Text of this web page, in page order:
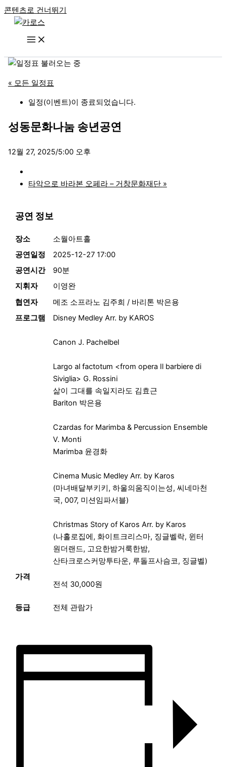
콘텐츠로 건너뛰기
« 모든 일정표
일정(이벤트)이 종료되었습니다.
성동문화나눔 송년공연
12월 27, 2025/5:00 오후
타악으로 바라본 오페라 – 거창문화재단 »
공연 정보
장소
소월아트홀
공연일정
2025-12-27 17:00
공연시간
90분
지휘자
이영완
협연자
메조 소프라노 김주희 / 바리톤 박은용
프로그램
Disney Medley Arr. by KAROS
Canon J. Pachelbel
Largo al factotum <from opera Il barbiere di
Siviglia> G. Rossini
삶이 그대를 속일지라도 김효근
Bariton 박은용
Czardas for Marimba & Percussion Ensemble
V. Monti
Marimba 윤경화
Cinema Music Medley Arr. by Karos
(마녀배달부키키, 하울의움직이는성, 씨네마천
국, 007, 미션임파서블)
Christmas Story of Karos Arr. by Karos
(나홀로집에, 화이트크리스마, 징글벨락, 윈터
원더랜드, 고요한밤거룩한밤,
산타크로스커망투타운, 루돌프사슴코, 징글벨)
가격
전석 30,000원
등급 전체 관람가